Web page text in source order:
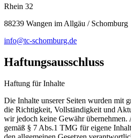
Rhein 32
88239 Wangen im Allgäu / Schomburg
info@tc-schomburg.de
Haftungsausschluss
Haftung für Inhalte
Die Inhalte unserer Seiten wurden mit
die Richtigkeit, Vollständigkeit und
wir jedoch keine Gewähr
gemäß § 7 Abs.1 TMG für eigene